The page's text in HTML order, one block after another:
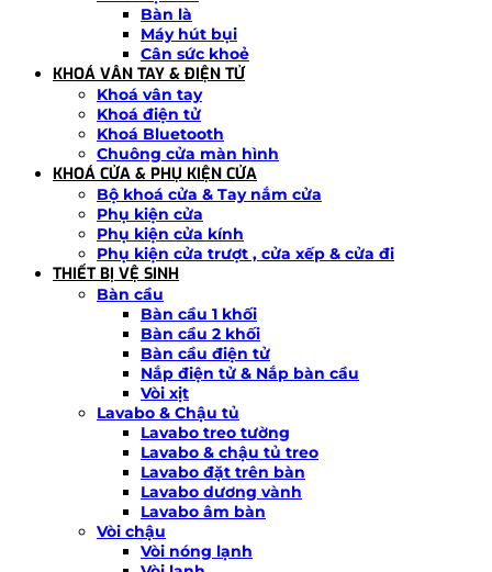
Bàn là
Máy hút bụi
Cân sức khoẻ
KHOÁ VÂN TAY & ĐIỆN TỬ
Khoá vân tay
Khoá điện tử
Khoá Bluetooth
Chuông cửa màn hình
KHOÁ CỬA & PHỤ KIỆN CỬA
Bộ khoá cửa & Tay nắm cửa
Phụ kiện cửa
Phụ kiện cửa kính
Phụ kiện cửa trượt , cửa xếp & cửa đi
THIẾT BỊ VỆ SINH
Bàn cầu
Bàn cầu 1 khối
Bàn cầu 2 khối
Bàn cầu điện tử
Nắp điện tử & Nắp bàn cầu
Vòi xịt
Lavabo & Chậu tủ
Lavabo treo tường
Lavabo & chậu tủ treo
Lavabo đặt trên bàn
Lavabo dương vành
Lavabo âm bàn
Vòi chậu
Vòi nóng lạnh